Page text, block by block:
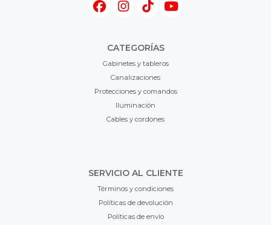
CATEGORÍAS
Gabinetes y tableros
Canalizaciones
Protecciones y comandos
Iluminación
Cables y cordones
SERVICIO AL CLIENTE
Términos y condiciones
Políticas de devolución
Políticas de envío